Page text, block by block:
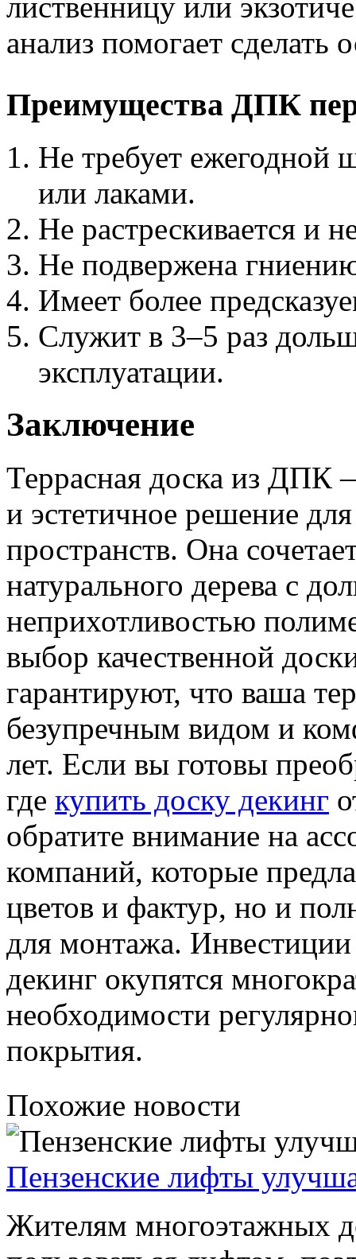
анализ помогает сделать
Преимущества ДПК
Не требует ежегодной
или лаками.
Не растрескивается и
Не подвержена
Имеет более
Служит в 3–5 раз
эксплуатации.
Заключение
Террасная доска из ДПК
и эстетичное решение
пространств. Она
натурального дерева с
неприхотливостью
выбор качественной
гарантируют, что ваша
безупречным видом и
лет. Если вы готовы
где купить доску декинг
обратите внимание на
компаний, которые
цветов и фактур, но и
для монтажа.
декинг окупятся
необходимости
покрытия.
Похожие новости
Пензенские лифты
Жителям многоэтажных